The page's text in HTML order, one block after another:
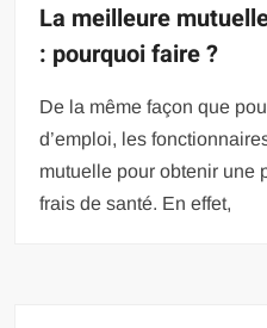
La meilleure
: pourquoi faire ?
De la même façon que
d’emploi, les
mutuelle pour obtenir une
frais de santé. En effet,